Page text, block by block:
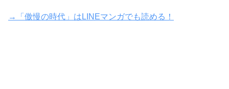
→「傲慢の時代」はLINEマンガでも読める！